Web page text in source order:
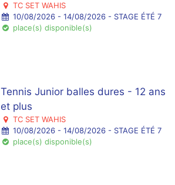
TC SET WAHIS
10/08/2026 - 14/08/2026 - STAGE ÉTÉ 7
place(s) disponible(s)
Tennis Junior balles dures - 12 ans
et plus
TC SET WAHIS
10/08/2026 - 14/08/2026 - STAGE ÉTÉ 7
place(s) disponible(s)